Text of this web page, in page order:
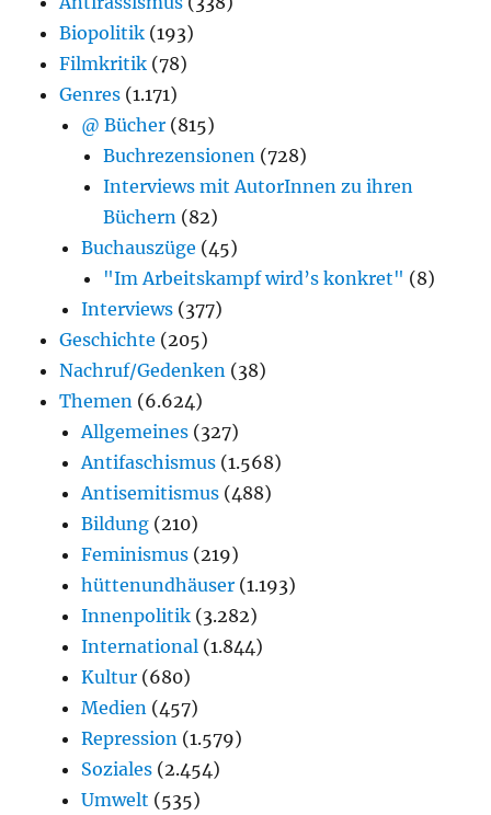
Biopolitik (193)
Filmkritik (78)
Genres (1.171)
@ Bücher (815)
Buchrezensionen (728)
Interviews mit AutorInnen zu ihren
Büchern (82)
Buchauszüge (45)
"Im Arbeitskampf wird’s konkret" (8)
Interviews (377)
Geschichte (205)
Nachruf/Gedenken (38)
Themen (6.624)
Allgemeines (327)
Antifaschismus (1.568)
Antisemitismus (488)
Bildung (210)
Feminismus (219)
hüttenundhäuser (1.193)
Innenpolitik (3.282)
International (1.844)
Kultur (680)
Medien (457)
Repression (1.579)
Soziales (2.454)
Umwelt (535)